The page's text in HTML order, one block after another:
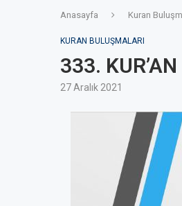
Anasayfa Kuran
KURAN BULUŞMALARI
333.
27 Aralık 2021